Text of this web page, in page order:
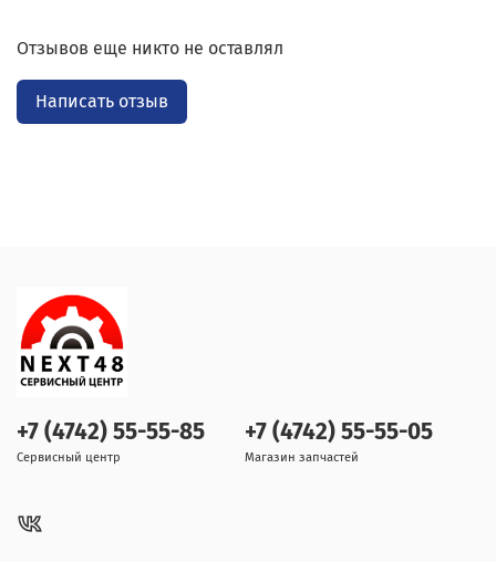
Отзывов еще никто не оставлял
Написать отзыв
+7 (4742) 55-55-85
Сервисный центр
+7 (4742) 55-55-05
Магазин запчастей